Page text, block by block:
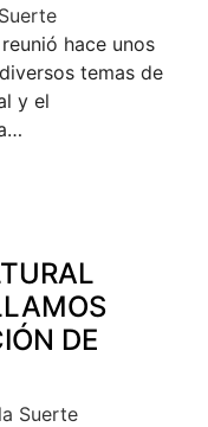
hace unos
temas de
y el
DE
Suerte